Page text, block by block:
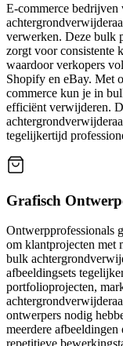
E-commerce
verwerken. Deze bulk
zorgt voor consistente
waardoor verkopers
Shopify en eBay. Met
commerce kun je in
efficiënt verwijderen.
tegelijkertijd
Grafisch
Ontwerpprofessionals
om klantprojecten met
bulk
afbeeldingsets
portfolioprojecten,
ontwerpers nodig
meerdere